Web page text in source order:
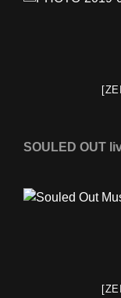
SOULED OUT